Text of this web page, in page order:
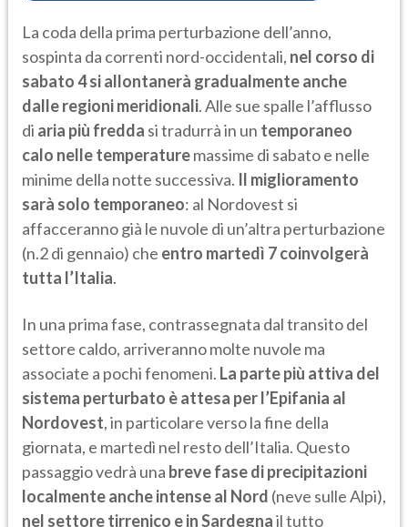
La coda della prima perturbazione dell’anno,
sospinta da correnti nord-occidentali, nel corso di
sabato 4 si allontanerà gradualmente anche
dalle regioni meridionali. Alle sue spalle l’afflusso
di aria più fredda si tradurrà in un temporaneo
calo nelle temperaturemassime di sabato e nelle
minime della notte successiva. Il miglioramento
sarà solo temporaneo: al Nordovest si
affacceranno già le nuvole di un’altra perturbazione
(n.2 di gennaio) che entro martedì 7 coinvolgerà
tutta l’Italia.
In una prima fase, contrassegnata dal transito del
settore caldo, arriveranno molte nuvole ma
associate a pochi fenomeni. La parte più attiva del
sistema perturbato è attesa per l’Epifania al
Nordovest, in particolare verso la fine della
giornata, e martedì nel resto dell’Italia. Questo
passaggio vedrà una breve fase di precipitazioni
localmente anche intense al Nord (neve sulle Alpi),
nel settore tirrenico e in Sardegnail tutto